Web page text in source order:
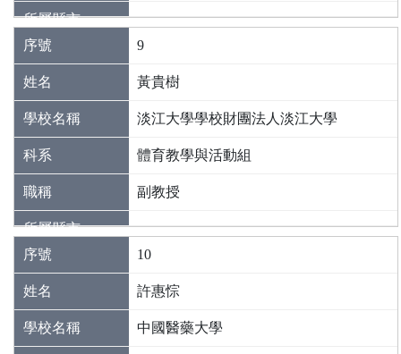
9
黃貴樹
淡江大學學校財團法人淡江大學
體育教學與活動組
副教授
10
許惠悰
中國醫藥大學